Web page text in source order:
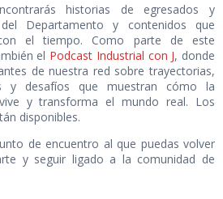
historias de egresados y
del Departamento y contenidos que
el tiempo. Como parte de este
el Podcast Industrial con J, donde
de nuestra red sobre trayectorias,
y desafíos que muestran cómo la
y transforma el mundo real. Los
disponibles.
de encuentro al que puedas volver
y seguir ligado a la comunidad de